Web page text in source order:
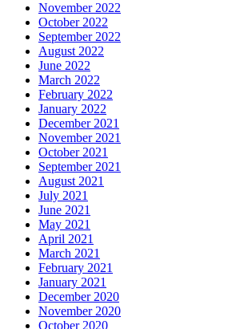
November 2022
October 2022
September 2022
August 2022
June 2022
March 2022
February 2022
January 2022
December 2021
November 2021
October 2021
September 2021
August 2021
July 2021
June 2021
May 2021
April 2021
March 2021
February 2021
January 2021
December 2020
November 2020
October 2020